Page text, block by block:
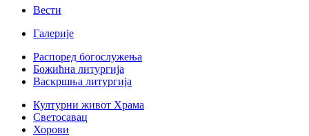
Вести
Галерије
Распоред богослужења
Божићна литургија
Васкршња литургија
Културни живот Храма
Светосавац
Хорови